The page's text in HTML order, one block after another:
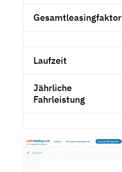
Gesamtleasingfaktor
Laufzeit
Jährliche
Fahrleistung